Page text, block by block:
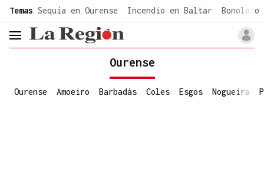
common.go-to-content
Temas Sequía en Ourense Incendio en Baltar Bonoloto
header.menu.open
Ourense
Ourense Amoeiro Barbadás Coles Esgos Nogueira